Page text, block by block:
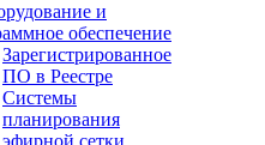
и
обеспечение
Зарегистрированное
ПО в Реестре
Системы
планирования
эфирной сетки